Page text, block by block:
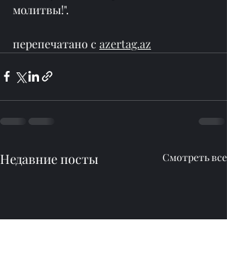
молитвы!".
перепечатано с azertag.az
Недавние посты Смотреть все